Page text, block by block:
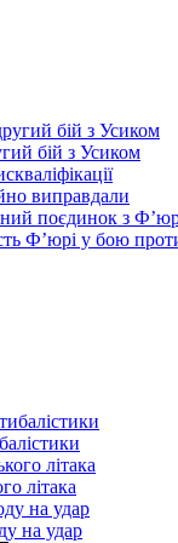
бій з Усиком
виправдали
поєдинок з
Ф’юрі у бою
літака
на удар